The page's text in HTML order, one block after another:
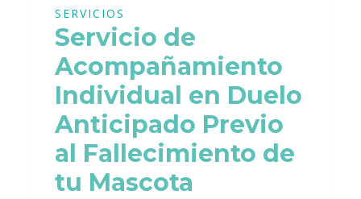
SERVICIOS
Servicio de
Acompañamiento
Individual en Duelo
Anticipado Previo
al Fallecimiento de
tu Mascota